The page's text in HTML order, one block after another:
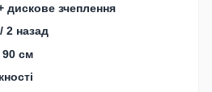
дискове зчеплення
2 назад
90 см